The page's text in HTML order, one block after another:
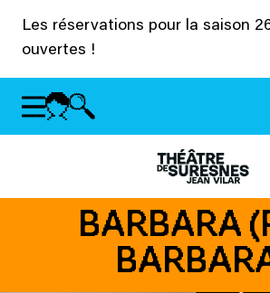
Les réservations pour la saison
ouvertes !
BARBARA